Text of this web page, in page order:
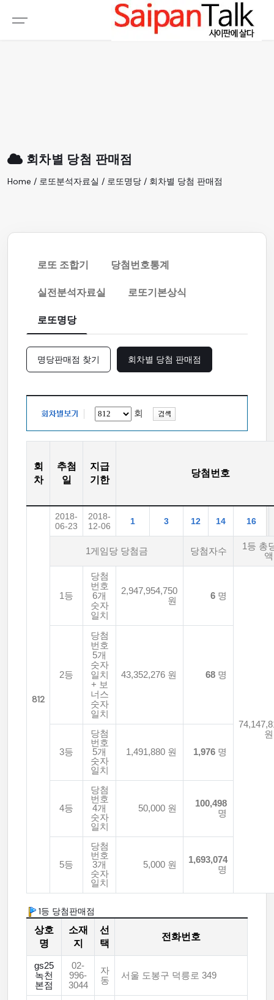
회차별 당첨 판매점
Home / 로또분석자료실 / 로또명당 / 회차별 당첨 판매점
로또 조합기
당첨번호통계
실전분석자료실
로또기본상식
로또명당
명당판매점 찾기 회차별 당첨 판매점
회
회
차
추첨
일
지급
기한
당첨번호
812
2018-
06-23
2018-
12-06
1 3 12 14 16
1게임당 당첨금 당첨자수
1등 총
액
1등
당첨
번호
6개
숫자
일치
2,947,954,750
원
6 명
원
2등
당첨
번호
5개
숫자
일치
+ 보
너스
숫자
일치
43,352,276 원 68 명
3등
당첨
번호
5개
숫자
일치
1,491,880 원 1,976 명
4등
당첨
번호
4개
숫자
일치
50,000 원
100,498
명
5등
당첨
번호
3개
숫자
일치
5,000 원
1,693,074
명
1등 당첨판매점
상호
명
소재
지
선
택
전화번호
gs25
녹천
본점
02-
996-
3044
자
동
서울 도봉구 덕릉로 349
여행정보
생활정보
갤러리 & 동영상